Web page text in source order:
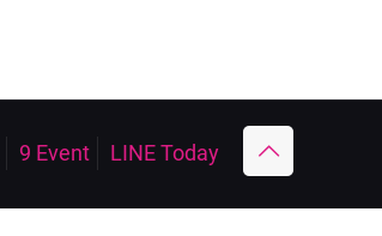
9 Event LINE Today